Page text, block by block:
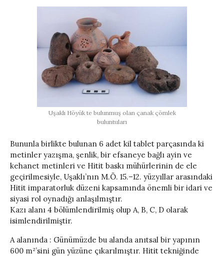
Uşaklı Höyük te bulunmuş olan çanak çömlek
buluntuları
Bununla birlikte bulunan 6 adet kil tablet parçasında ki
metinler yazışma, şenlik, bir efsaneye bağlı ayin ve
kehanet metinleri ve Hitit baskı mühürlerinin de ele
geçirilmesiyle, Uşaklı’nın M.Ö. 15.–12. yüzyıllar arasındaki
Hitit imparatorluk düzeni kapsamında önemli bir idari ve
siyasi rol oynadığı anlaşılmıştır.
Kazı alanı 4 bölümlendirilmiş olup A, B, C, D olarak
isimlendirilmiştir.
A alanında : Günümüzde bu alanda anıtsal bir yapının
600 m²’sini gün yüzüne çıkarılmıştır. Hitit tekniğinde